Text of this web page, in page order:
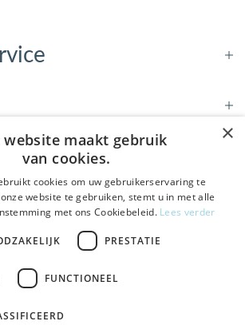
, Bolswarderbaan 3C
De Welzijnwinkel in je
inbox
Geen spam, geen verkooppraatjes — gewoon fijne
updates over hulpmiddelen die echt iets toevoegen.
×
website maakt gebruik
van cookies.
cookies om uw gebruikerservaring te
website te gebruiken, stemt u in met alle
met ons Cookiebeleid. Lees verder
PRESTATIE
FUNCTIONEEL